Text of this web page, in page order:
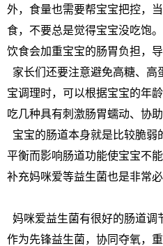
外，食量也需要帮宝宝把控，
食，不要总是觉得宝宝没吃饱
饮食会加重宝宝的肠胃负担，导
家长们还要注意避免高糖、高
宝调理时，可以根据宝宝的年
吃几种具有刺激肠胃蠕动、协
宝宝的肠道本身就是比较脆弱
平衡而影响肠道功能使宝宝不
补充妈咪爱等益生菌也是非常必
妈咪爱益生菌有很好的肠道
作为先锋益生菌，协同夺氧，